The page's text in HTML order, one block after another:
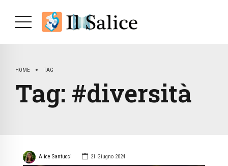
HOME TAG
Tag: #diversità
Alice Santucci 21 Giugno 2024